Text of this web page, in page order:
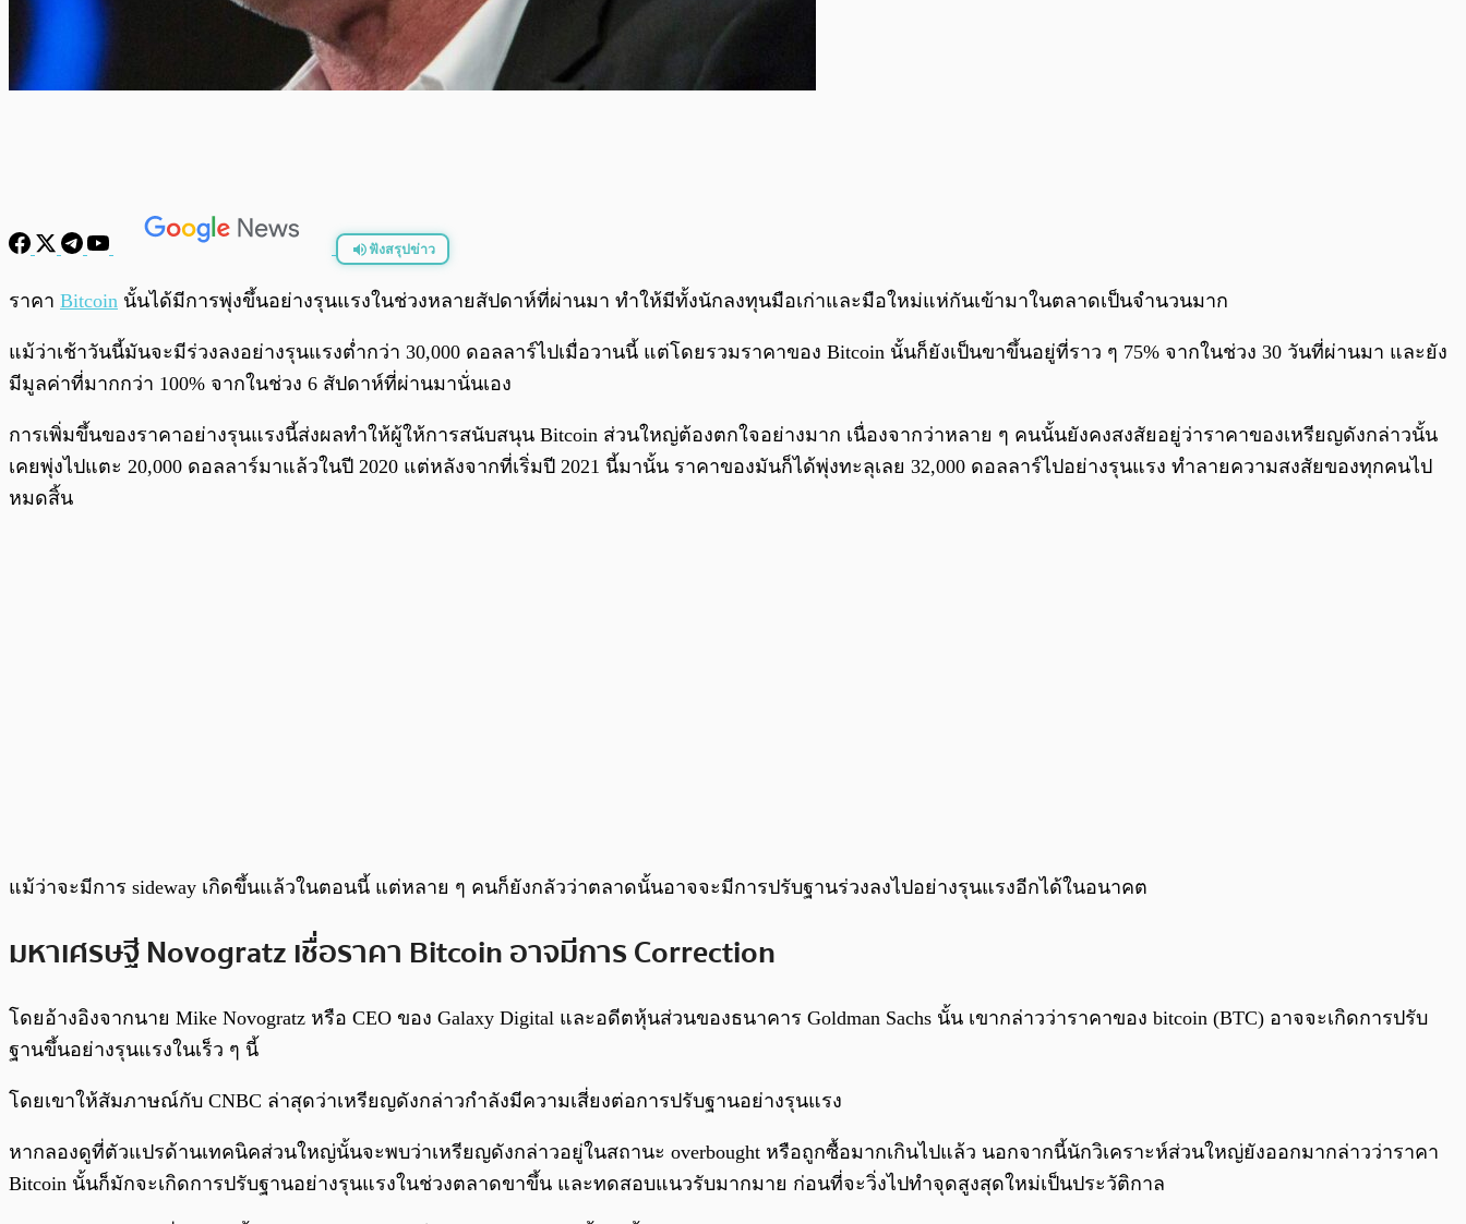
ฟังสรุปข่าว
พร้อมเล่น
ราคา Bitcoin นั้นได้มีการพุ่งขึ้นอย่างรุนแรงในช่วงหลายสัปดาห์ที่ผ่านมา ทำให้มีทั้งนักลงทุนมือเก่าและมือใหม่แห่กันเข้ามาในตลาดเป็นจำนวนมาก
แม้ว่าเช้าวันนี้มันจะมีร่วงลงอย่างรุนแรงต่ำกว่า 30,000 ดอลลาร์ไปเมื่อวานนี้ แต่โดยรวมราคาของ Bitcoin นั้นก็ยังเป็นขาขึ้นอยู่ที่ราว ๆ 75% จากในช่วง 30 วันที่ผ่านมา และยัง
มีมูลค่าที่มากกว่า 100% จากในช่วง 6 สัปดาห์ที่ผ่านมานั่นเอง
การเพิ่มขึ้นของราคาอย่างรุนแรงนี้ส่งผลทำให้ผู้ให้การสนับสนุน Bitcoin ส่วนใหญ่ต้องตกใจอย่างมาก เนื่องจากว่าหลาย ๆ คนนั้นยังคงสงสัยอยู่ว่าราคาของเหรียญดังกล่าวนั้น
เคยพุ่งไปแตะ 20,000 ดอลลาร์มาแล้วในปี 2020 แต่หลังจากที่เริ่มปี 2021 นี้มานั้น ราคาของมันก็ได้พุ่งทะลุเลย 32,000 ดอลลาร์ไปอย่างรุนแรง ทำลายความสงสัยของทุกคนไป
หมดสิ้น
แม้ว่าจะมีการ sideway เกิดขึ้นแล้วในตอนนี้ แต่หลาย ๆ คนก็ยังกลัวว่าตลาดนั้นอาจจะมีการปรับฐานร่วงลงไปอย่างรุนแรงอีกได้ในอนาคต
มหาเศรษฐี Novogratz เชื่อราคา Bitcoin อาจมีการ Correction
โดยอ้างอิงจากนาย Mike Novogratz หรือ CEO ของ Galaxy Digital และอดีตหุ้นส่วนของธนาคาร Goldman Sachs นั้น เขากล่าวว่าราคาของ bitcoin (BTC) อาจจะเกิดการปรับ
ฐานขึ้นอย่างรุนแรงในเร็ว ๆ นี้
โดยเขาให้สัมภาษณ์กับ CNBC ล่าสุดว่าเหรียญดังกล่าวกำลังมีความเสี่ยงต่อการปรับฐานอย่างรุนแรง
หากลองดูที่ตัวแปรด้านเทคนิคส่วนใหญ่นั้นจะพบว่าเหรียญดังกล่าวอยู่ในสถานะ overbought หรือถูกซื้อมากเกินไปแล้ว นอกจากนี้นักวิเคราะห์ส่วนใหญ่ยังออกมากล่าวว่าราคา
Bitcoin นั้นก็มักจะเกิดการปรับฐานอย่างรุนแรงในช่วงตลาดขาขึ้น และทดสอบแนวรับมากมาย ก่อนที่จะวิ่งไปทำจุดสูงสุดใหม่เป็นประวัติกาล